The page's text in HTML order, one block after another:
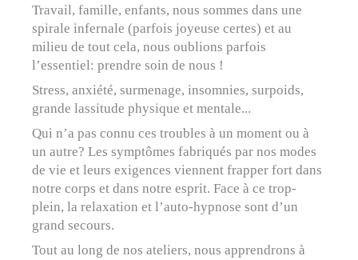
Travail, famille, enfants, nous sommes dans une
spirale infernale (parfois joyeuse certes) et au
milieu de tout cela, nous oublions parfois
l’essentiel: prendre soin de nous !
Stress, anxiété, surmenage, insomnies, surpoids,
grande lassitude physique et mentale...
Qui n’a pas connu ces troubles à un moment ou à
un autre? Les symptômes fabriqués par nos modes
de vie et leurs exigences viennent frapper fort dans
notre corps et dans notre esprit. Face à ce trop-
plein, la relaxation et l’auto-hypnose sont d’un
grand secours.
Tout au long de nos ateliers, nous apprendrons à